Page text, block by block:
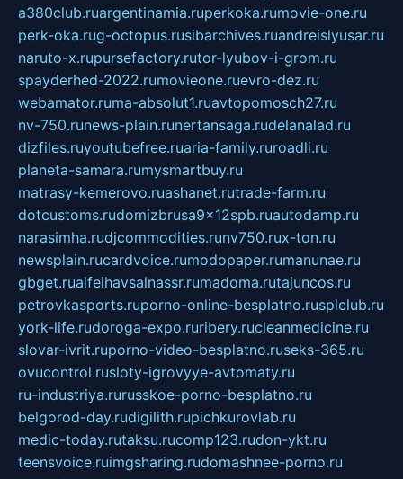
a380club.ruargentinamia.ruperkoka.rumovie-one.ru
perk-oka.rug-octopus.rusibarchives.ruandreislyusar.ru
naruto-x.rupursefactory.rutor-lyubov-i-grom.ru
spayderhed-2022.rumovieone.ruevro-dez.ru
webamator.ruma-absolut1.ruavtopomosch27.ru
nv-750.runews-plain.runertansaga.rudelanalad.ru
dizfiles.ruyoutubefree.ruaria-family.ruroadli.ru
planeta-samara.rumysmartbuy.ru
matrasy-kemerovo.ruashanet.rutrade-farm.ru
dotcustoms.rudomizbrusa9x12spb.ruautodamp.ru
narasimha.rudjcommodities.runv750.rux-ton.ru
newsplain.rucardvoice.rumodopaper.rumanunae.ru
gbget.rualfeihavsalnassr.rumadoma.rutajuncos.ru
petrovkasports.ruporno-online-besplatno.rusplclub.ru
york-life.rudoroga-expo.ruribery.rucleanmedicine.ru
slovar-ivrit.ruporno-video-besplatno.ruseks-365.ru
ovucontrol.rusloty-igrovyye-avtomaty.ru
ru-industriya.rurusskoe-porno-besplatno.ru
belgorod-day.rudigilith.rupichkurovlab.ru
medic-today.rutaksu.rucomp123.rudon-ykt.ru
teensvoice.ruimgsharing.rudomashnee-porno.ru